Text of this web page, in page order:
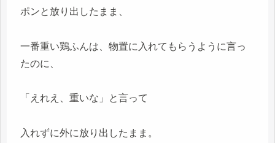
ポンと放り出したまま、
一番重い鶏ふんは、物置に入れてもらうように言っ
たのに、
「えれえ、重いな」と言って
入れずに外に放り出したまま。